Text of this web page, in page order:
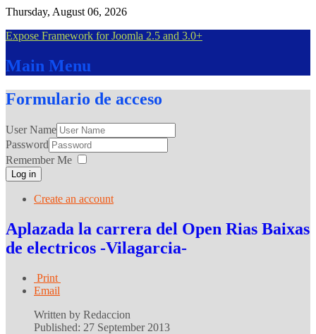
Thursday, August 06, 2026
Expose Framework for Joomla 2.5 and 3.0+
Main Menu
Formulario de acceso
User Name
Password
Remember Me
Log in
Create an account
Aplazada la carrera del Open Rias Baixas
de electricos -Vilagarcia-
Print
Email
Written by Redaccion
Published: 27 September 2013